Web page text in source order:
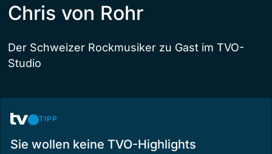
Chris von Rohr
Der Schweizer Rockmusiker zu Gast im TVO-
Studio
TIPP
Sie wollen keine TVO-Highlights